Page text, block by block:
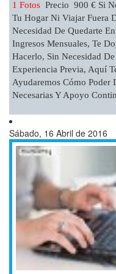
1 Fotos Precio 900 € Si
Tu Hogar Ni Viajar Fuera
Necesidad De Quedarte
Ingresos Mensuales, Te
Hacerlo, Sin Necesidad
Experiencia Previa, Aquí
Ayudaremos Cómo Poder
Necesarias Y Apoyo
Sábado, 16 Abril de 2016